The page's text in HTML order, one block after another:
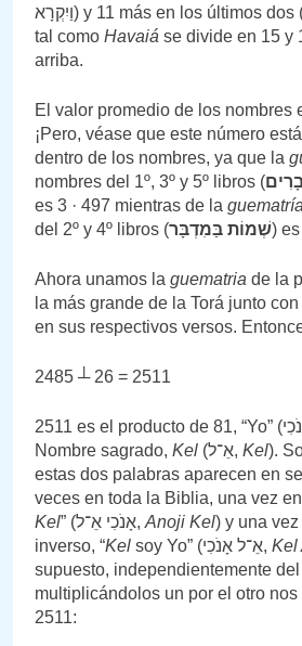
וַיִקְרָא) y 11 más en los últimos dos (בַּמִדְבָּר הַדְבָרִים),
tal como Havaiá se divide en 15 y
arriba.
El valor promedio de los nombres
¡Pero, véase que este número
dentro de los nombres, ya que la
nombres del 1º, 3º y 5º libros (
es 3 · 497 mientras de la guematría
del 2º y 4º libros (שְׁמוֹת בַּמִדְבָּר) es
Ahora unamos la guematria de la
la más grande de la Torá junto
en sus respectivos versos.
2485 ┴ 26 = 2511
Nombre sagrado, Kel (אֵ־ל, Kel).
estas dos palabras aparecen en
veces en toda la Biblia, una vez
Kel
” (אָנֹכִי אֵ־ל, Anoji Kel) y una
inverso, “Kel soy Yo” (אֵ־ל אָנֹכִי, Kel
supuesto, independientemente
multiplicándolos un por el otro
2511: